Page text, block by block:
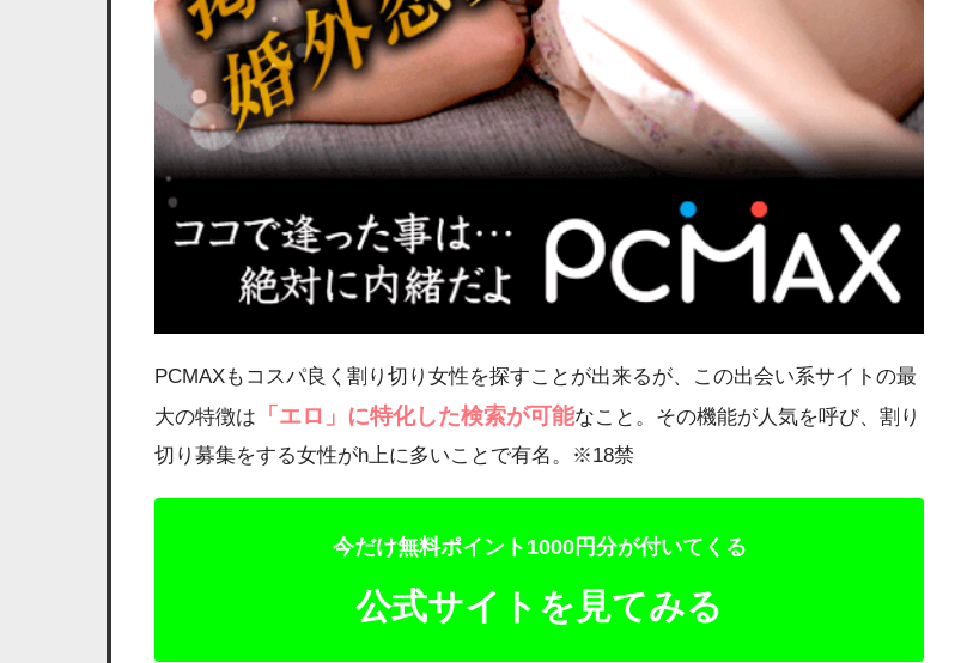
PCMAXもコスパ良く割り切り女性を探すことが出来るが、この出会い系サイトの最
大の特徴は
「エロ」に特化した検索が可能なこと。その機能が人気を呼び、割り
切り募集をする女性がh上に多いことで有名。※18禁
今だけ無料ポイント1000円分が付いてくる
公式サイトを見てみる